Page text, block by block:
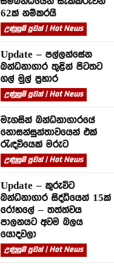
62ක් නම්කරයි
උණුසුම් පුවත් | Hot News
Update – පල්ලන්සේන
බන්ධනාගාර තුළින් පිටතට
ගල් මුල් ප්‍රහාර
උණුසුම් පුවත් | Hot News
මැගසින් බන්ධනාගාරයේ
නොසන්සුන්තාවයෙන් එක්
රැඳවියෙක් මරුට
උණුසුම් පුවත් | Hot News
Update – කුරුවිට
බන්ධනාගාර සිද්ධියෙන් 15ක්
රෝහලේ – තත්ත්වය
පාලනයට අවම බලය
යොදවලා
උණුසුම් පුවත් | Hot News